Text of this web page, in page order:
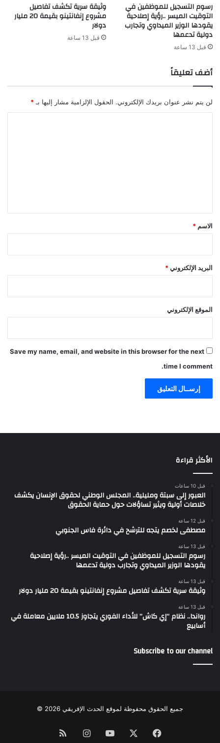
رسوم التسجيل للموظفين في
التوقيت الميسر ..رؤية إصلاحية
يقودها الوزير الميداوي وتجارب
دولية تدعمها
قبل 13 ساعة
وثيقة سرية تكشف تفاصيل
مشروع إنفانتينو بقيمة 20 مليار
دولار
قبل 13 ساعة
أضف تعليقاً
لن يتم نشر عنوان بريدك الإلكتروني. الحقول الإلزامية مشار إليها بـ*
*
الاسم *
البريد الإلكتروني*
الموقع الإلكتروني
Save my name, email, and website in this browser for the next
time I comment.
الأكثر قراءة
قبل 10 ساعات
العبور إلى سبتة ومليلية.. المجلس الوطني لحقوق الإنسان يكشف
خلاصات أولية ويثير تساؤلات حول حماية الحقوق
قبل 12 ساعة
مصطفى لخصم يتجه للترشح في دائرة فاس الجنوبي
قبل 13 ساعة
رسوم التسجيل للموظفين في التوقيت الميسر ..رؤية إصلاحية
يقودها الوزير الميداوي وتجارب دولية تدعمها
قبل 13 ساعة
وثيقة سرية تكشف تفاصيل مشروع إنفانتينو بقيمة 20 مليار دولار
قبل 13 ساعة
رواندا.. نظام “إي كاش” للأداء الفوري يتجاوز 10.5 ملايين معاملة في
أسابيع
Subscribe to our channel
جميع الحقوق محفوظة لموقع الحدث الإفريقي 2026 ©
Facebook
YouTube
Instagram
RSS